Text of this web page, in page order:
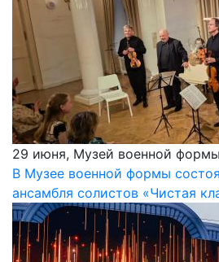
29 июня, Музей военной формы
В Музее военной формы
ансамбля солистов «Чистая